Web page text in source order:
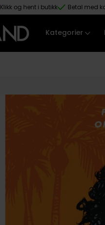
Klikk og hent i butikk Betal med
Kategorier